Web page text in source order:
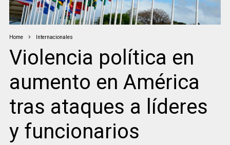
Home Internacionales
Violencia política en
aumento en América
tras ataques a líderes
y funcionarios